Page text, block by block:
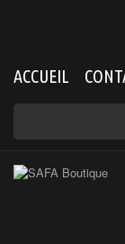
ACCUEIL